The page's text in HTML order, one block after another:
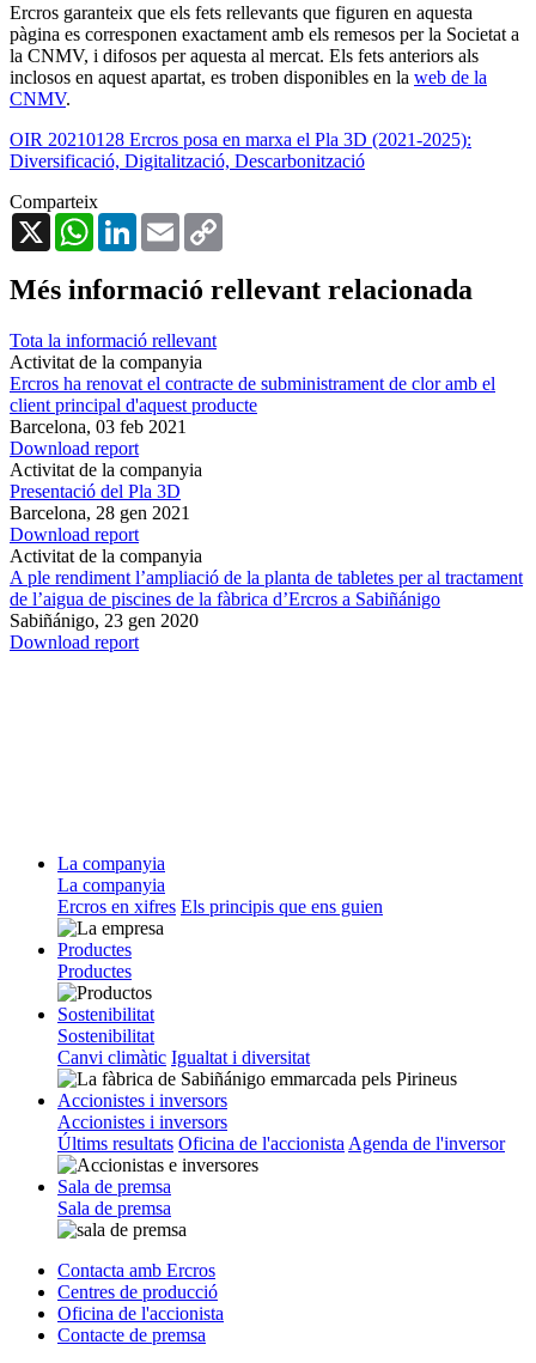
Ercros garanteix que els fets rellevants que figuren en aquesta
pàgina es corresponen exactament amb els remesos per la Societat a
la CNMV, i difosos per aquesta al mercat. Els fets anteriors als
inclosos en aquest apartat, es troben disponibles en la web de la
CNMV.
OIR 20210128 Ercros posa en marxa el Pla 3D (2021-2025):
Diversificació, Digitalització, Descarbonització
Comparteix
X
WhatsAppLinkedInEmail
Més informació rellevant relacionada
Tota la informació rellevant
Activitat de la companyia
Ercros ha renovat el contracte de subministrament de clor amb el
client principal d'aquest producte
Barcelona, 03 feb 2021
Download report
Activitat de la companyia
Presentació del Pla 3D
Barcelona, 28 gen 2021
Download report
Activitat de la companyia
A ple rendiment l’ampliació de la planta de tabletes per al tractament
de l’aigua de piscines de la fàbrica d’Ercros a Sabiñánigo
Sabiñánigo, 23 gen 2020
Download report
La companyia
La companyia
Ercros en xifres Els principis que ens guien
Productes
Productes
Sostenibilitat
Sostenibilitat
Canvi climàtic Igualtat i diversitat
Accionistes i inversors
Accionistes i inversors
Últims resultats Oficina de l'accionista Agenda de l'inversor
Sala de premsa
Sala de premsa
Contacta amb Ercros
Centres de producció
Oficina de l'accionista
Contacte de premsa